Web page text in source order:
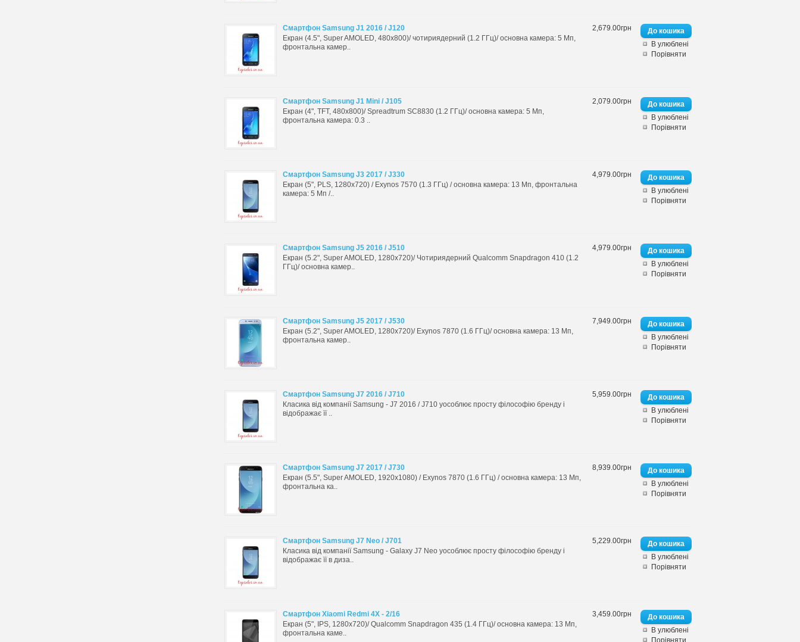
В улюблені
Порівняти
2,679.00грн
Смартфон Samsung J1 2016 / J120
Екран (4.5", Super AMOLED, 480x800)/ чотириядерний (1.2 ГГц)/ основна камера: 5 Мп,
фронтальна камер..
В улюблені
Порівняти
2,079.00грн
Смартфон Samsung J1 Mini / J105
Екран (4", TFT, 480x800)/ Spreadtrum SC8830 (1.2 ГГц)/ основна камера: 5 Мп,
фронтальна камера: 0.3 ..
В улюблені
Порівняти
4,979.00грн
Смартфон Samsung J3 2017 / J330
Екран (5", PLS, 1280x720) / Exynos 7570 (1.3 ГГц) / основна камера: 13 Мп, фронтальна
камера: 5 Мп /..
В улюблені
Порівняти
4,979.00грн
Смартфон Samsung J5 2016 / J510
Екран (5.2", Super AMOLED, 1280x720)/ Чотириядерний Qualcomm Snapdragon 410 (1.2
ГГц)/ основна камер..
В улюблені
Порівняти
7,949.00грн
Смартфон Samsung J5 2017 / J530
Екран (5.2", Super AMOLED, 1280x720)/ Exynos 7870 (1.6 ГГц)/ основна камера: 13 Мп,
фронтальна камер..
В улюблені
Порівняти
5,959.00грн
Смартфон Samsung J7 2016 / J710
Класика від компанії Samsung - J7 2016 / J710 уособлює просту філософію бренду і
відображає її ..
В улюблені
Порівняти
8,939.00грн
Смартфон Samsung J7 2017 / J730
Екран (5.5", Super AMOLED, 1920x1080) / Exynos 7870 (1.6 ГГц) / основна камера: 13 Мп,
фронтальна ка..
В улюблені
Порівняти
5,229.00грн
Смартфон Samsung J7 Neo / J701
Класика від компанії Samsung - Galaxy J7 Neo уособлює просту філософію бренду і
відображає її в диза..
В улюблені
Порівняти
3,459.00грн
Смартфон Xiaomi Redmi 4X - 2/16
Екран (5", IPS, 1280x720)/ Qualcomm Snapdragon 435 (1.4 ГГц)/ основна камера: 13 Мп,
фронтальна каме..